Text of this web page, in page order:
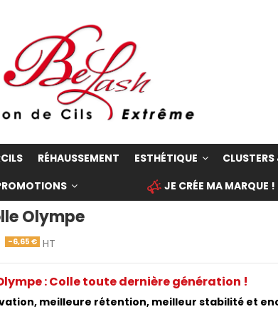
RÉHAUSSEMENT ESTHÉTIQUE
JE CRÉE MA MARQUE !
Olympe
-6,65 € HT
: Colle toute dernière génération !
meilleure rétention, meilleur stabilité et